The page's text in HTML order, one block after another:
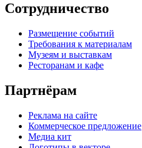
Сотрудничество
Размещение событий
Требования к материалам
Музеям и выставкам
Ресторанам и кафе
Партнёрам
Реклама на сайте
Коммерческое предложение
Медиа кит